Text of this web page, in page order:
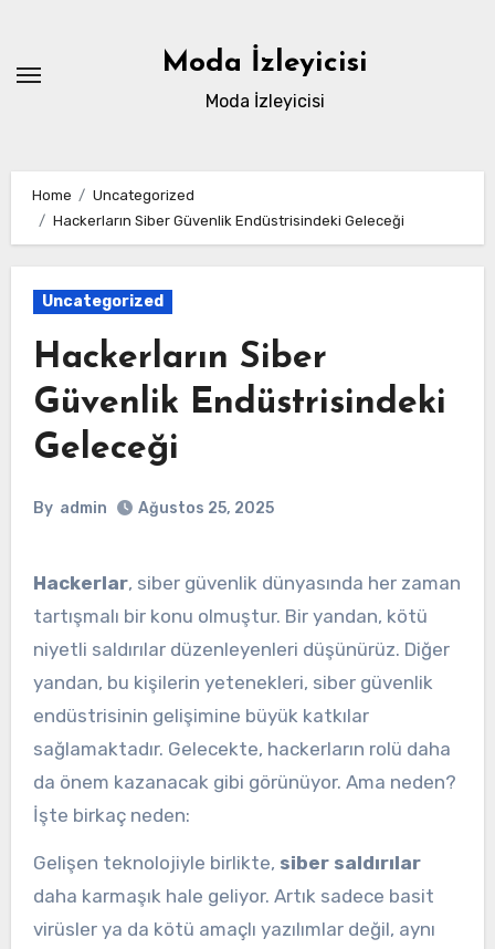
content
Moda İzleyicisi
Moda İzleyicisi
Home
Uncategorized
Hackerların Siber Güvenlik Endüstrisindeki Geleceği
Uncategorized
Hackerların Siber
Güvenlik Endüstrisindeki
Geleceği
By admin Ağustos 25, 2025
Hackerlar, siber güvenlik dünyasında her zaman
tartışmalı bir konu olmuştur. Bir yandan, kötü
niyetli saldırılar düzenleyenleri düşünürüz. Diğer
yandan, bu kişilerin yetenekleri, siber güvenlik
endüstrisinin gelişimine büyük katkılar
sağlamaktadır. Gelecekte, hackerların rolü daha
da önem kazanacak gibi görünüyor. Ama neden?
İşte birkaç neden:
Gelişen teknolojiyle birlikte, siber saldırılar
daha karmaşık hale geliyor. Artık sadece basit
virüsler ya da kötü amaçlı yazılımlar değil, aynı